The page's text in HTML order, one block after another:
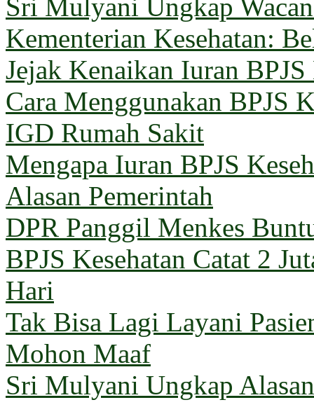
Sri Mulyani Ungkap
Kementerian Kesehatan:
Jejak Kenaikan Iuran
Cara Menggunakan BPJS
IGD Rumah Sakit
Mengapa Iuran BPJS
Alasan Pemerintah
DPR Panggil Menkes
BPJS Kesehatan Catat 2
Hari
Tak Bisa Lagi Layani
Mohon Maaf
Sri Mulyani Ungkap